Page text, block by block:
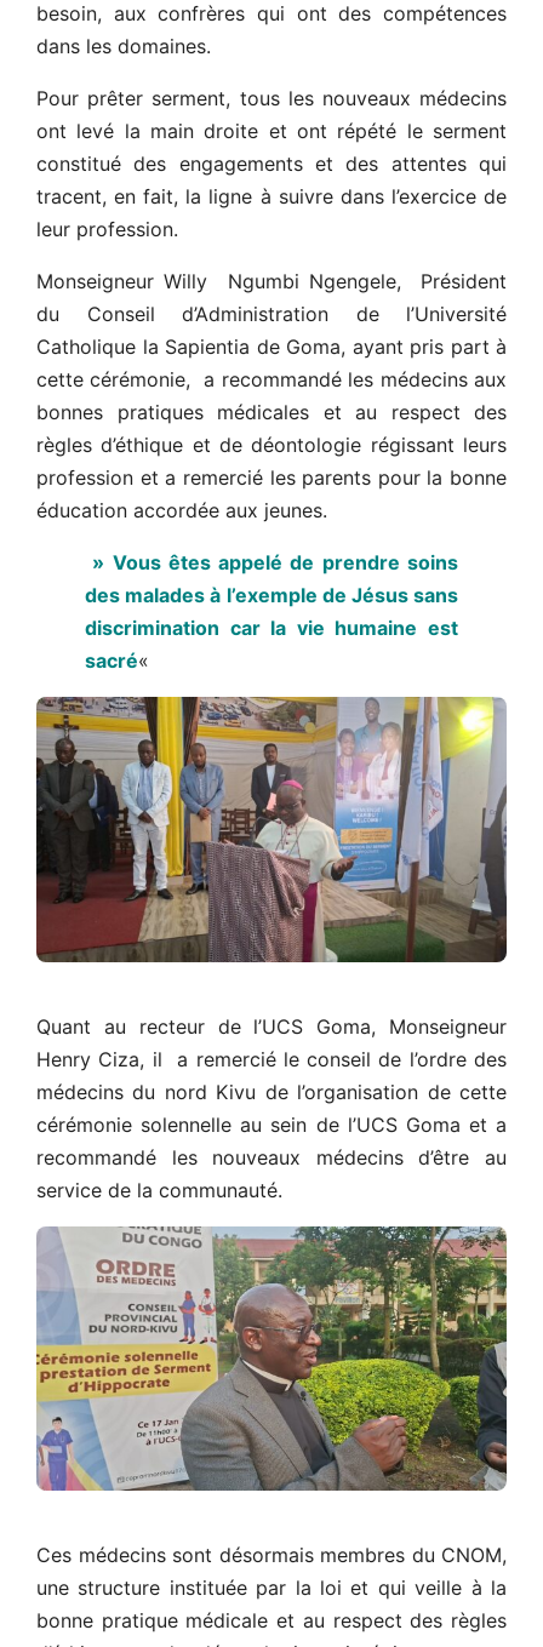
besoin, aux confrères qui ont des compétences
dans les domaines.
Pour prêter serment, tous les nouveaux médecins
ont levé la main droite et ont répété le serment
constitué des engagements et des attentes qui
tracent, en fait, la ligne à suivre dans l’exercice de
leur profession.
Monseigneur Willy Ngumbi Ngengele, Président
du Conseil d’Administration de l’Université
Catholique la Sapientia de Goma, ayant pris part à
cette cérémonie, a recommandé les médecins aux
bonnes pratiques médicales et au respect des
règles d’éthique et de déontologie régissant leurs
profession et a remercié les parents pour la bonne
éducation accordée aux jeunes.
» Vous êtes appelé de prendre soins
des malades à l’exemple de Jésus sans
discrimination car la vie humaine est
sacré«
Quant au recteur de l’UCS Goma, Monseigneur
Henry Ciza, il a remercié le conseil de l’ordre des
médecins du nord Kivu de l’organisation de cette
cérémonie solennelle au sein de l’UCS Goma et a
recommandé les nouveaux médecins d’être au
service de la communauté.
Ces médecins sont désormais membres du CNOM,
une structure instituée par la loi et qui veille à la
bonne pratique médicale et au respect des règles